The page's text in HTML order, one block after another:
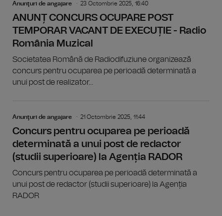
Anunţuri de angajare 23 Octombrie 2025, 16:40
ANUNȚ CONCURS OCUPARE POST
TEMPORAR VACANT DE EXECUȚIE - Radio
România Muzical
Societatea Română de Radiodifuziune organizează
concurs pentru ocuparea pe perioadă determinată a
unui post de realizator...
Anunţuri de angajare 21 Octombrie 2025, 11:44
Concurs pentru ocuparea pe perioadă
determinată a unui post de redactor
(studii superioare) la Agenția RADOR
Concurs pentru ocuparea pe perioadă determinată a
unui post de redactor (studii superioare) la Agenția
RADOR